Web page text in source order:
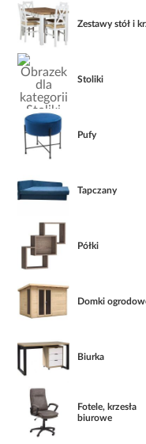
Zestawy stół i
Stoliki
Pufy
Tapczany
Półki
Domki
Biurka
Fotele, krzesła
biurowe